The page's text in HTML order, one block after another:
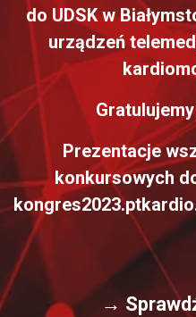
do UDSK w
urządzeń
Prezentacje
konkursowych
→